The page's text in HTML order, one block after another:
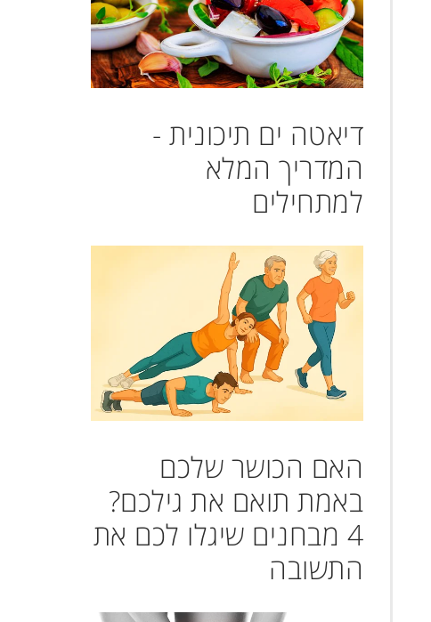
דיאטה ים תיכונית -
המדריך המלא
למתחילים
האם הכושר שלכם
באמת תואם את גילכם?
4 מבחנים שיגלו לכם את
התשובה